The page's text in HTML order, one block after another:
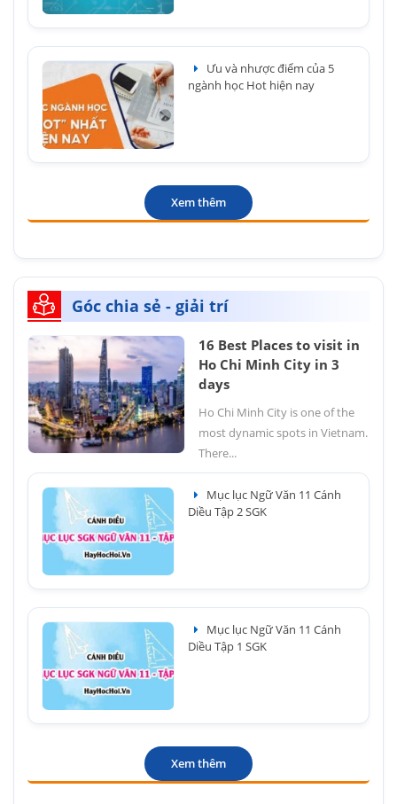
Ưu và nhược điểm của 5
ngành học Hot hiện nay
Xem thêm
Góc chia sẻ - giải trí
16 Best Places to visit in
Ho Chi Minh City in 3
days
Ho Chi Minh City is one of the
most dynamic spots in Vietnam.
There...
Mục lục Ngữ Văn 11 Cánh
Diều Tập 2 SGK
Mục lục Ngữ Văn 11 Cánh
Diều Tập 1 SGK
Xem thêm